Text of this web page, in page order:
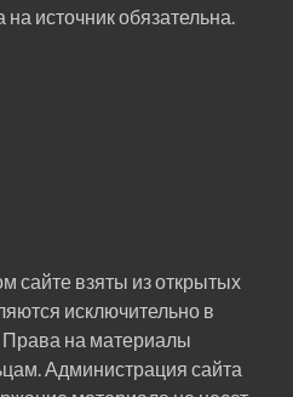
источник обязательна.
сайте взяты из открытых
исключительно в
Права на материалы
Администрация сайта